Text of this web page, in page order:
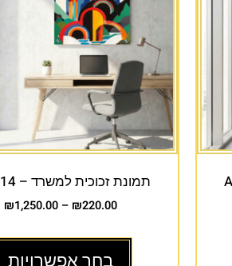
תמונת זכוכית למשרד – AU-014
₪220.00
–
₪1,250.00